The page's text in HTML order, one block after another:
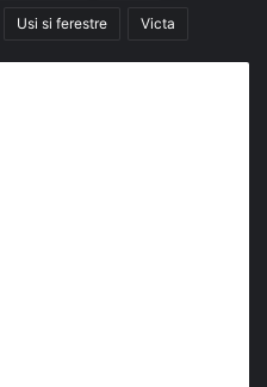
Usi si ferestre Victa